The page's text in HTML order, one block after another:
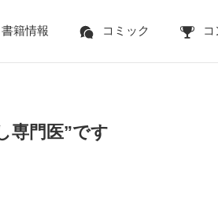
書籍情報 コミック コ
専門医”です